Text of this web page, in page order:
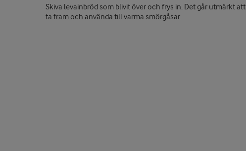
Skiva levainbröd som blivit över och frys in. Det går utmärkt att
ta fram och använda till varma smörgåsar.